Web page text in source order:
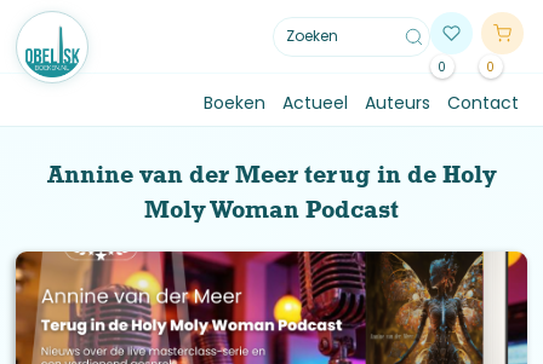
0 0
Boeken Actueel Auteurs Contact
Annine van der Meer terug in de Holy
Moly Woman Podcast